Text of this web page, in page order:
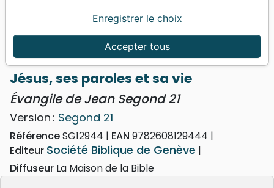
Segond 21
Jésus, ses paroles et sa vie - Évangile de Jean
Jésus, ses paroles et sa vie
Évangile de Jean Segond 21
Version : Segond 21
RéférenceSG12944 EAN 9782608129444
Editeur Société Biblique de Genève
Diffuseur La Maison de la Bible
Accepter tous
Enregistrer le choix